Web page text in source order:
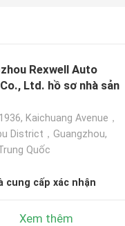
Rexwell Auto
Ltd. hồ sơ nhà sản
Kaichuang Avenue，
District，Guangzhou,
Quốc
cung cấp xác nhận
Xem thêm